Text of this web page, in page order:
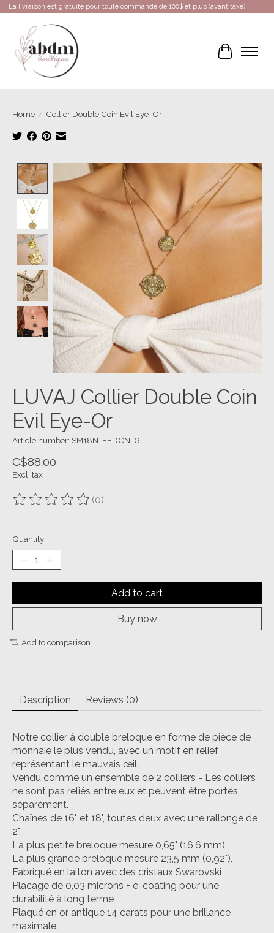
La livraison est gratuite pour toute commande de 100$ et plus (avant taxe)
Cart
Home / Collier Double Coin Evil Eye-Or
Product image slideshow Items
LUVAJ Collier Double Coin
Evil Eye-Or
Article number: SM18N-EEDCN-G
C$88.00
Excl. tax
The rating of this product is
(0)
Quantity:
Add to cart
Buy now
Add to comparison
Description Reviews (0)
Notre collier à double breloque en forme de pièce de
monnaie le plus vendu, avec un motif en relief
représentant le mauvais œil.
Vendu comme un ensemble de 2 colliers - Les colliers
ne sont pas reliés entre eux et peuvent être portés
séparément.
Chaînes de 16" et 18", toutes deux avec une rallonge de
2".
La plus petite breloque mesure 0,65" (16,6 mm)
La plus grande breloque mesure 23,5 mm (0,92").
Fabriqué en laiton avec des cristaux Swarovski
Placage de 0,03 microns + e-coating pour une
durabilité à long terme
Plaqué en or antique 14 carats pour une brillance
maximale.